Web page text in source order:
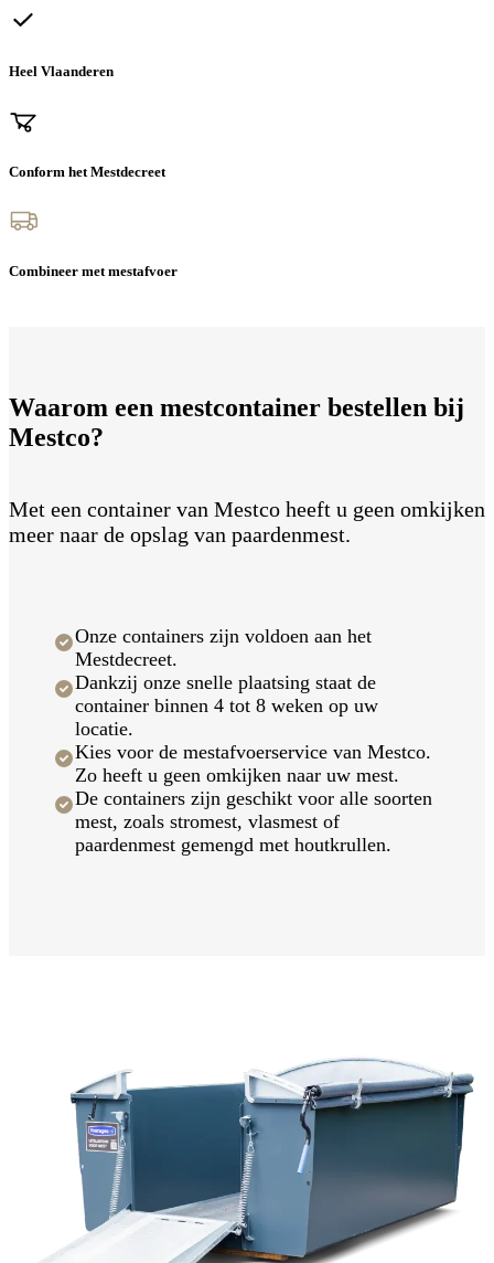
Heel Vlaanderen
Conform het Mestdecreet
Combineer met mestafvoer
Waarom een mestcontainer bestellen bij
Mestco?
Met een container van Mestco heeft u geen omkijken
meer naar de opslag van paardenmest.
Onze containers zijn voldoen aan het
Mestdecreet.
Dankzij onze snelle plaatsing staat de
container binnen 4 tot 8 weken op uw
locatie.
Kies voor de mestafvoerservice van Mestco.
Zo heeft u geen omkijken naar uw mest.
De containers zijn geschikt voor alle soorten
mest, zoals stromest, vlasmest of
paardenmest gemengd met houtkrullen.